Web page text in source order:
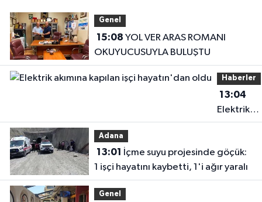
Genel
15:08
OKUYUCUSUYLA BULUŞTU
Haberler
13:04
Elektrik
akımına
oldu
Adana
13:01
1 işçi hayatını kaybetti, 1'i ağır yaralı
Genel